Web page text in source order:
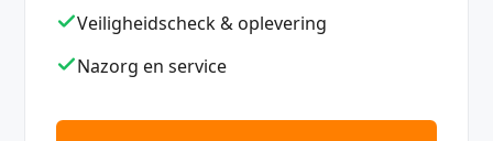
Veiligheidscheck & oplevering
Nazorg en service